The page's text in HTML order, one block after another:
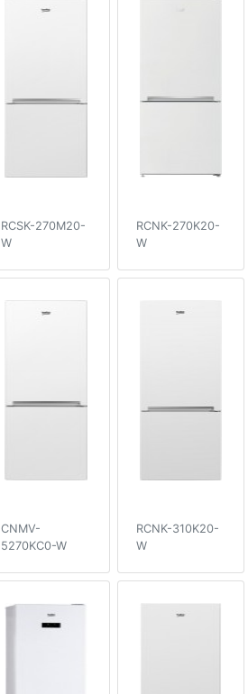
RCSK-270M20-
W
RCNK-270K20-
W
CNMV-
5270KC0-W
RCNK-310K20-
W